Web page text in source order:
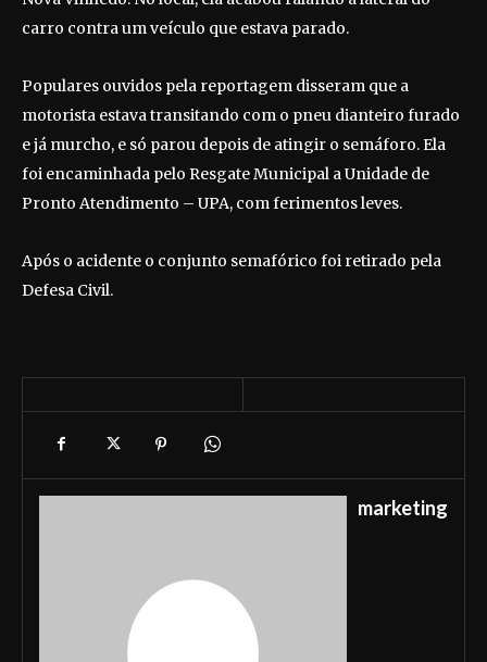
carro contra um veículo que estava parado.
Populares ouvidos pela reportagem disseram que a
motorista estava transitando com o pneu dianteiro furado
e já murcho, e só parou depois de atingir o semáforo. Ela
foi encaminhada pelo Resgate Municipal a Unidade de
Pronto Atendimento – UPA, com ferimentos leves.
Após o acidente o conjunto semafórico foi retirado pela
Defesa Civil.
marketing